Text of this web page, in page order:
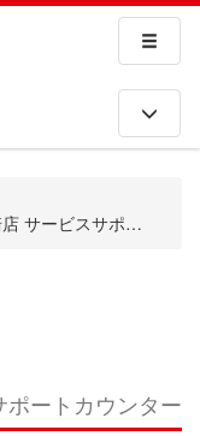
サポートカウンター
ポートカウンター